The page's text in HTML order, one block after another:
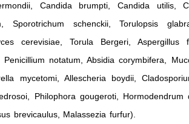
Candida brumpti, Candida utilis,
Sporotrichum schenckii, Torulopsis
cerevisiae, Torula Bergeri, Aspergillus
Penicillium notatum, Absidia corymbifera,
mycetomi, Allescheria boydii,
Philophora gougeroti,
brevicaulus, Malassezia furfur).